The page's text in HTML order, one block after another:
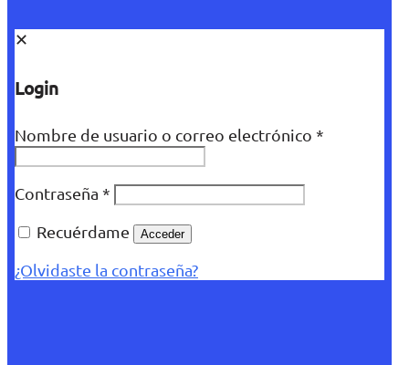
✕
Login
Nombre de usuario o correo electrónico *
Contraseña *
Recuérdame
Acceder
¿Olvidaste la contraseña?